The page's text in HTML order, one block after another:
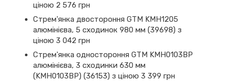
ціною 2 576 грн
Стрем'янка двостороння GTM KMH1205
алюмінієва, 5 сходинок 980 мм (39698) з
ціною 3 042 грн
Стрем'янка одностороння GTM KMH0103BP
алюмінієва, 3 сходинки 630 мм
(KMH0103BP) (36153) з ціною 3 399 грн